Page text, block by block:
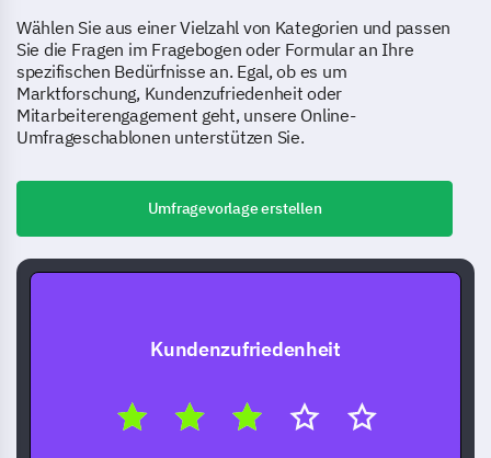
Wählen Sie aus einer Vielzahl von Kategorien und passen
Sie die Fragen im Fragebogen oder Formular an Ihre
spezifischen Bedürfnisse an. Egal, ob es um
Marktforschung, Kundenzufriedenheit oder
Mitarbeiterengagement geht, unsere Online-
Umfrageschablonen unterstützen Sie.
Umfragevorlage erstellen
Kundenzufriedenheit